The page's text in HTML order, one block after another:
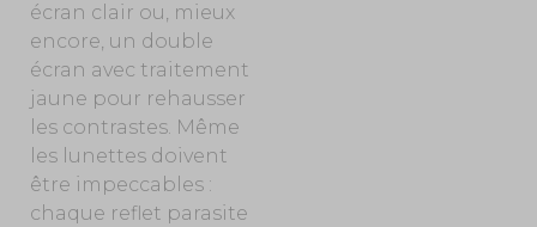
écran clair ou, mieux
encore, un double
écran avec traitement
jaune pour rehausser
les contrastes. Même
les lunettes doivent
être impeccables :
chaque reflet parasite